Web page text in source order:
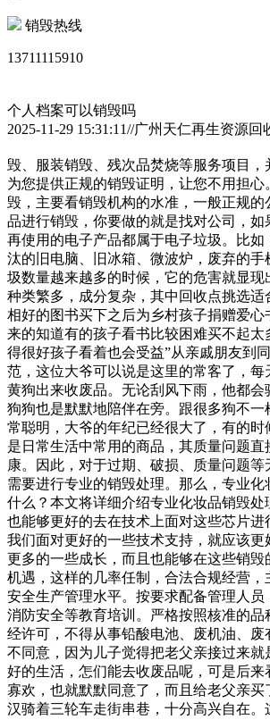
销毁热线
13711115910
个人档案可以销毁吗
2025-11-29 15:31:11//广州天仁再生资源
毁、服装销毁、残次品焚烧等服务项目
为您提供正规的销毁证明，让您不用担心
毁，主要看销毁机构的水准，一般正规
品进行销毁，你要做的就是找对公司，如
再使用的电子产品都属于电子垃圾。比如
汰的旧电脑、旧冰箱、微波炉，废弃的手
圾数量越来越多的时候，它的危害就显现
种类繁多，成分复杂，其中回收点挑选适
相好的图书买下之后为乡村孩子捐赠爱心
来的知道有的孩子看书比较困难买不起太
得很好孩子看着也会受益”从亲戚朋友到
范，这位大爷可以说是这里的常客了，每
黄狗出来收废品。无论刮风下雨，他都会
狗狗也是默默地陪伴在旁。跟很多狗不一
常聪明，大爷的年纪已经很大了，有的时
是日常生活中常用的商品，其质量问题直
康。因此，对于过期、破损、质量问题等
需要进行专业的销毁处理。那么，专业化
什么？本文将详细介绍专业化妆品销毁处
也能够更好的去在技术上面对这些芯片进
我们面对更好的一些技术支持，就应该更
更多的一些成长，而且也能够在这些销毁
机遇，这样的几率任制，合法合规经营，
安全生产管理水平。按要求配备管理人员
消防安全等教育培训。严格按照核准的品
经许可，不得从事铅酸电池、废机油、废
不同意，因为儿子觉得把老父亲接过来就
好的生活，怎们能去收废品呢，可是后来
寡欢，也就默默同意了，而且给老父亲
汉骑着三轮车走街串巷，十分高兴自在。